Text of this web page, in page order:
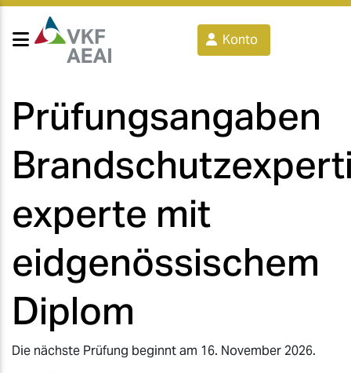
Konto
Prüfungsangaben
experte mit
eidgenössischem
Diplom
Die nächste Prüfung beginnt am 16. November 2026.